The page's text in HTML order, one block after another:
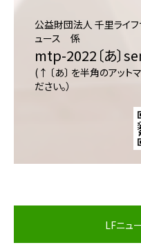
公益財団法人 千里ライ
ュース 係
mtp-2022〔あ〕
(↑ 〔あ〕 を半角のアット
ださい。）
LFニュ